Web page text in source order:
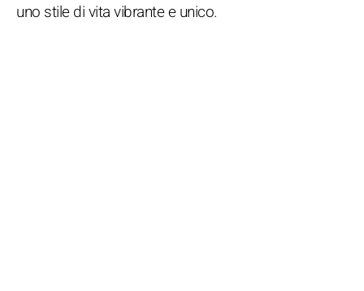
uno stile di vita vibrante e unico.